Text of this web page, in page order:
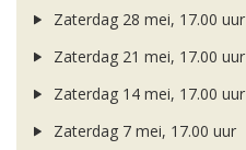
Zaterdag 28 mei, 17.00 uur
Zaterdag 21 mei, 17.00 uur
Zaterdag 14 mei, 17.00 uur
Zaterdag 7 mei, 17.00 uur